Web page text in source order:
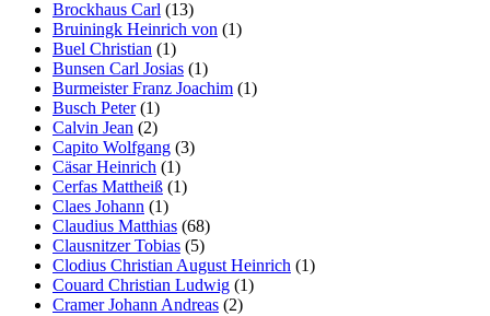
Brockhaus Carl (13)
Bruiningk Heinrich von (1)
Buel Christian (1)
Bunsen Carl Josias (1)
Burmeister Franz Joachim (1)
Busch Peter(1)
Calvin Jean (2)
Capito Wolfgang (3)
Cäsar Heinrich (1)
Cerfas Mattheiß (1)
Claes Johann (1)
Claudius Matthias (68)
Clausnitzer Tobias (5)
Clodius Christian August Heinrich (1)
Couard Christian Ludwig (1)
Cramer Johann Andreas (2)